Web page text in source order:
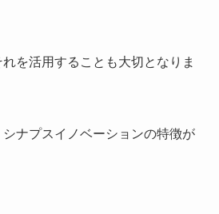
を活用することも大切となりま
ナプスイノベーションの特徴が